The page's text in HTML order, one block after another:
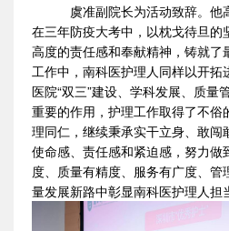
虞准副院长为活动致辞。他
在三年防疫大考中，以枕戈待旦的
高度的责任感和奉献精神，铸就
工作中，南科医护理人同样以开
医院“双三”建设、学科发展、质量
重要的作用，护理工作取得了不俗
理同仁，继续秉承实干立身、敢闯
使命感、责任感和紧迫感，努力做
度、质量有精度、服务有广度、
量发展新路中彰显南科医护理人担